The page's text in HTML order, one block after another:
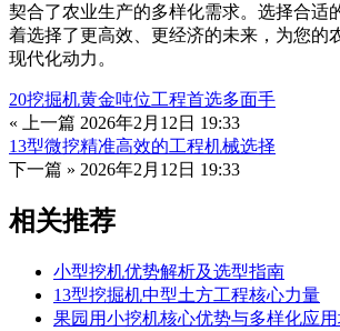
契合了农业生产的多样化需求。选择合适
着选择了更高效、更经济的未来，为您的
现代化动力。
20挖掘机黄金吨位工程首选多面手
« 上一篇 2026年2月12日 19:33
13型微挖精准高效的工程机械选择
下一篇 » 2026年2月12日 19:33
相关推荐
小型挖机优势解析及选型指南
13型挖掘机中型土方工程核心力量
果园用小挖机核心优势与多样化应